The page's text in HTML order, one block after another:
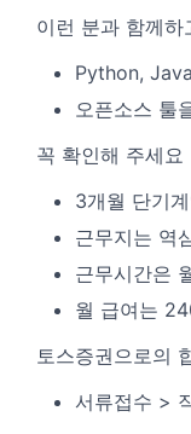
이런 분과 함께하
Python,
오픈소스 툴
꼭 확인해 주세요
3개월 단기
근무지는 역
근무시간은
월 급여는
토스증권으로의
서류접수 >